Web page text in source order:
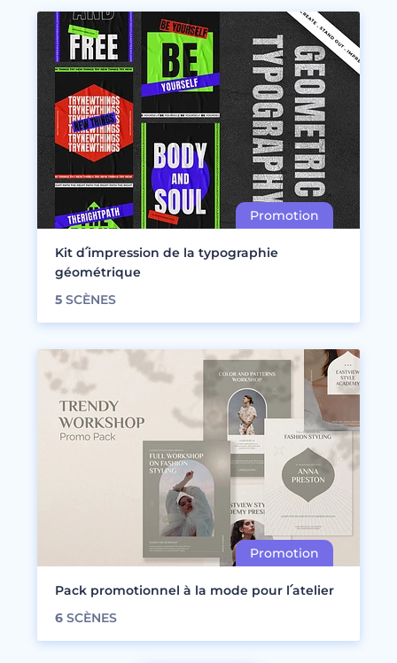
Kit d՛impression de la typographie
géométrique
5 SCÈNES
Pack promotionnel à la mode pour l՛atelier
6 SCÈNES